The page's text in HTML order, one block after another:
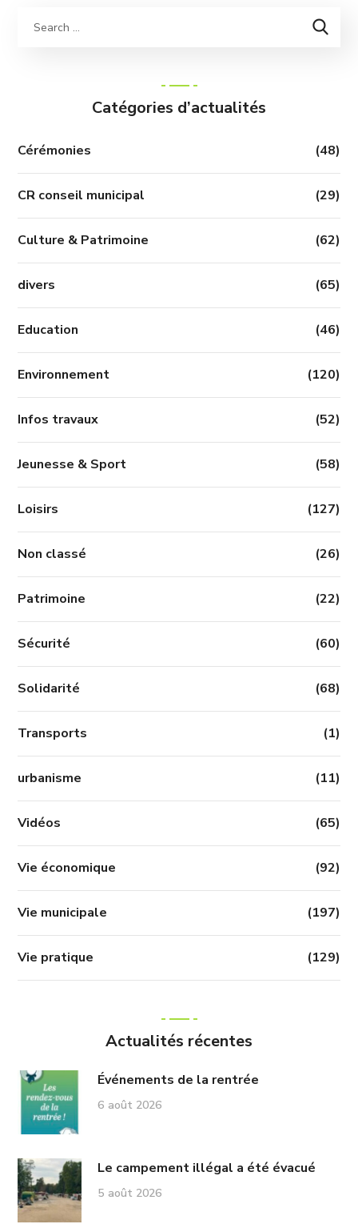
Catégories d’actualités
Cérémonies (48)
CR conseil municipal (29)
Culture & Patrimoine (62)
divers (65)
Education (46)
Environnement (120)
Infos travaux (52)
Jeunesse & Sport (58)
Loisirs (127)
Non classé (26)
Patrimoine (22)
Sécurité (60)
Solidarité (68)
Transports (1)
urbanisme (11)
Vidéos (65)
Vie économique (92)
Vie municipale (197)
Vie pratique (129)
Actualités récentes
Événements de la rentrée
6 août 2026
Le campement illégal a été évacué
5 août 2026